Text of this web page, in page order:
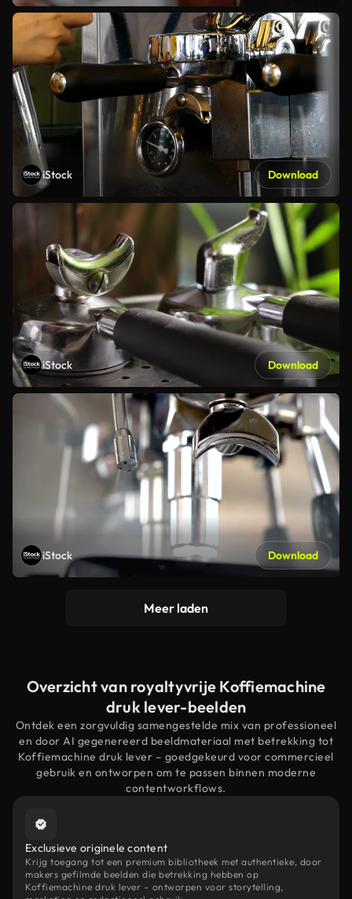
iStock Download
iStock Download
iStock Download
Meer laden
Overzicht van royaltyvrije Koffiemachine
druk lever-beelden
Ontdek een zorgvuldig samengestelde mix van professioneel
en door AI gegenereerd beeldmateriaal met betrekking tot
Koffiemachine druk lever – goedgekeurd voor commercieel
gebruik en ontworpen om te passen binnen moderne
contentworkflows.
Exclusieve originele content
Krijg toegang tot een premium bibliotheek met authentieke, door
makers gefilmde beelden die betrekking hebben op
Koffiemachine druk lever – ontworpen voor storytelling,